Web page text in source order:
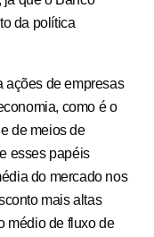
da política
ações de empresas
como é o
de meios de
esses papéis
do mercado nos
mais altas
médio de fluxo de